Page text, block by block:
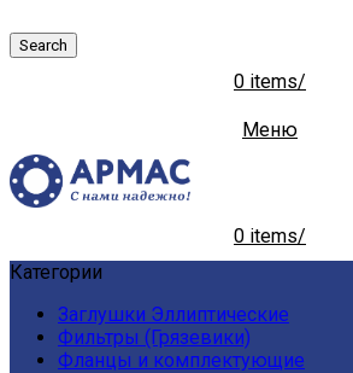
Search
0 items/
Меню
0 items/
Категории
Заглушки Эллиптические
Фильтры (Грязевики)
Фланцы и комплектующие